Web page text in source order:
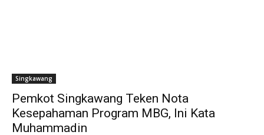
Singkawang
Pemkot Singkawang Teken Nota
Kesepahaman Program MBG, Ini Kata
Muhammadin